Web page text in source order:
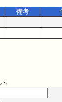
備考
。